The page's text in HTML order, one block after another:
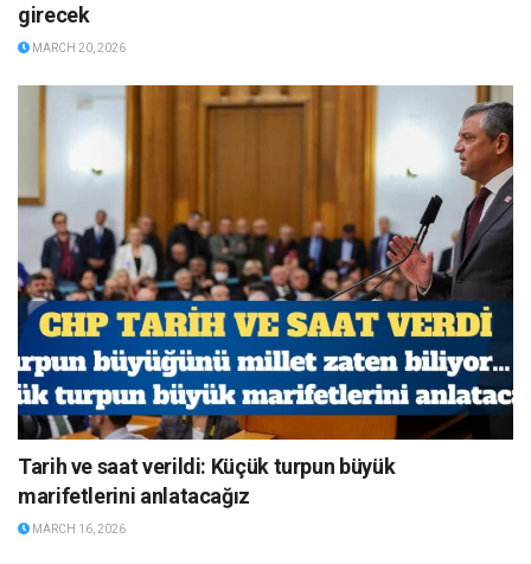
girecek
MARCH 20, 2026
Tarih ve saat verildi: Küçük turpun büyük
marifetlerini anlatacağız
MARCH 16, 2026